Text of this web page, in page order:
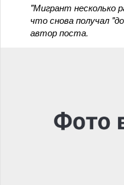
"Мигрант несколько
что снова получал
автор поста.